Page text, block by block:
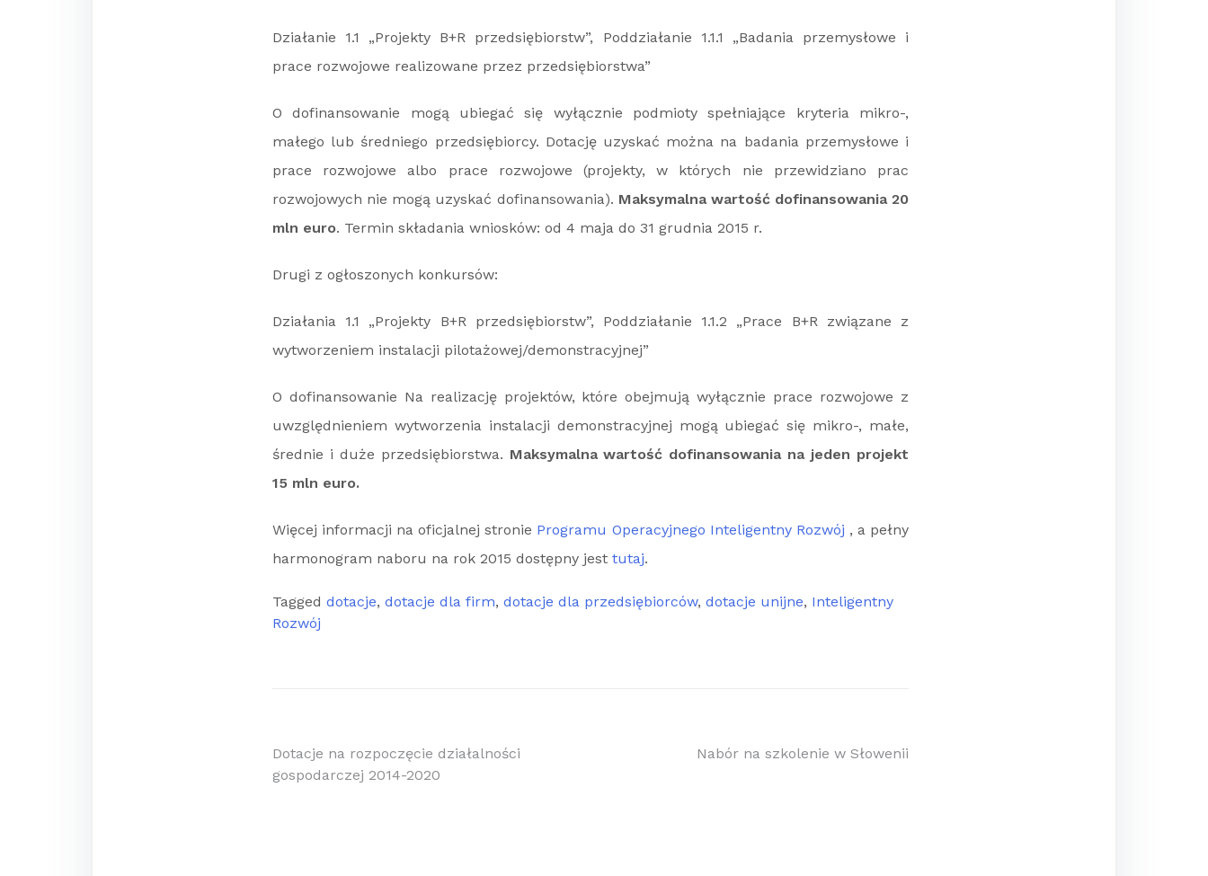
Działanie 1.1 „Projekty B+R przedsiębiorstw”, Poddziałanie 1.1.1 „Badania przemysłowe i
prace rozwojowe realizowane przez przedsiębiorstwa”
O dofinansowanie mogą ubiegać się wyłącznie podmioty spełniające kryteria mikro-,
małego lub średniego przedsiębiorcy. Dotację uzyskać można na badania przemysłowe i
prace rozwojowe albo prace rozwojowe (projekty, w których nie przewidziano prac
rozwojowych nie mogą uzyskać dofinansowania). Maksymalna wartość dofinansowania 20
mln euro. Termin składania wniosków: od 4 maja do 31 grudnia 2015 r.
Drugi z ogłoszonych konkursów:
Działania 1.1 „Projekty B+R przedsiębiorstw”, Poddziałanie 1.1.2 „Prace B+R związane z
wytworzeniem instalacji pilotażowej/demonstracyjnej”
O dofinansowanie Na realizację projektów, które obejmują wyłącznie prace rozwojowe z
uwzględnieniem wytworzenia instalacji demonstracyjnej mogą ubiegać się mikro-, małe,
średnie i duże przedsiębiorstwa. Maksymalna wartość dofinansowania na jeden projekt
15 mln euro.
Więcej informacji na oficjalnej stronie Programu Operacyjnego Inteligentny Rozwój , a pełny
harmonogram naboru na rok 2015 dostępny jest tutaj.
Tagged dotacje, dotacje dla firm, dotacje dla przedsiębiorców, dotacje unijne, Inteligentny
Rozwój
Nawigacja
wpisu
Dotacje na rozpoczęcie działalności
gospodarczej 2014-2020
Nabór na szkolenie w Słowenii